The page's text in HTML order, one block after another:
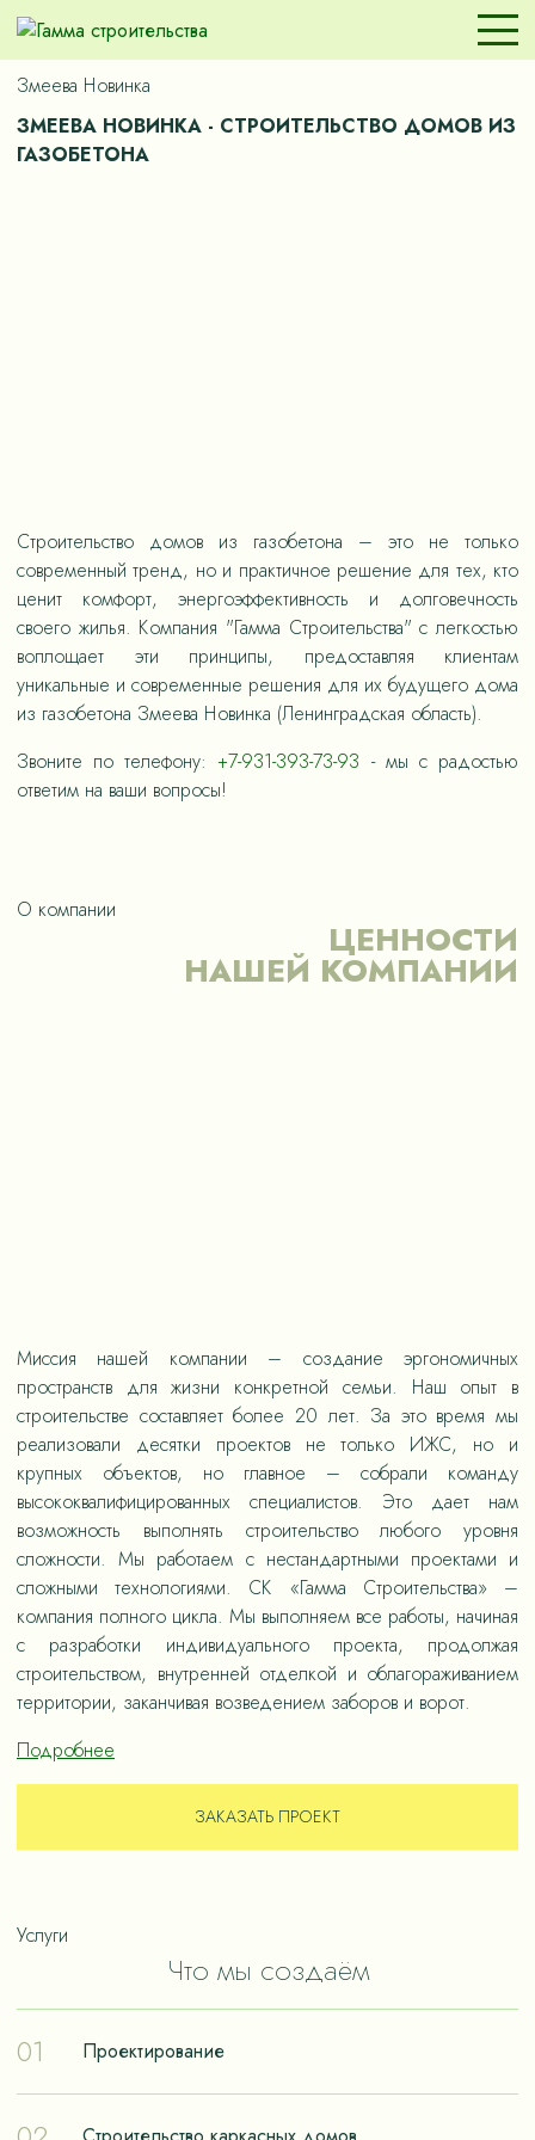
Змеева Новинка
ЗМЕЕВА НОВИНКА - СТРОИТЕЛЬСТВО ДОМОВ ИЗ
ГАЗОБЕТОНА
Строительство домов из газобетона – это не только
современный тренд, но и практичное решение для тех, кто
ценит комфорт, энергоэффективность и долговечность
своего жилья. Компания "Гамма Строительства" с легкостью
воплощает эти принципы, предоставляя клиентам
уникальные и современные решения для их будущего дома
из газобетона Змеева Новинка (Ленинградская область).
Звоните по телефону:+7-931-393-73-93 - мы с радостью
ответим на ваши вопросы!
О компании
ЦЕННОСТИ
НАШЕЙ КОМПАНИИ
Миссия нашей компании – создание эргономичных
пространств для жизни конкретной семьи. Наш опыт в
строительстве составляет более 20 лет. За это время мы
реализовали десятки проектов не только ИЖС, но и
крупных объектов, но главное – собрали команду
высококвалифицированных специалистов. Это дает нам
возможность выполнять строительство любого уровня
сложности. Мы работаем с нестандартными проектами и
сложными технологиями. СК «Гамма Строительства» –
компания полного цикла. Мы выполняем все работы, начиная
с разработки индивидуального проекта, продолжая
строительством, внутренней отделкой и облагораживанием
территории, заканчивая возведением заборов и ворот.
Подробнее
ЗАКАЗАТЬ ПРОЕКТ
Услуги
Что мы создаём
01
Проектирование